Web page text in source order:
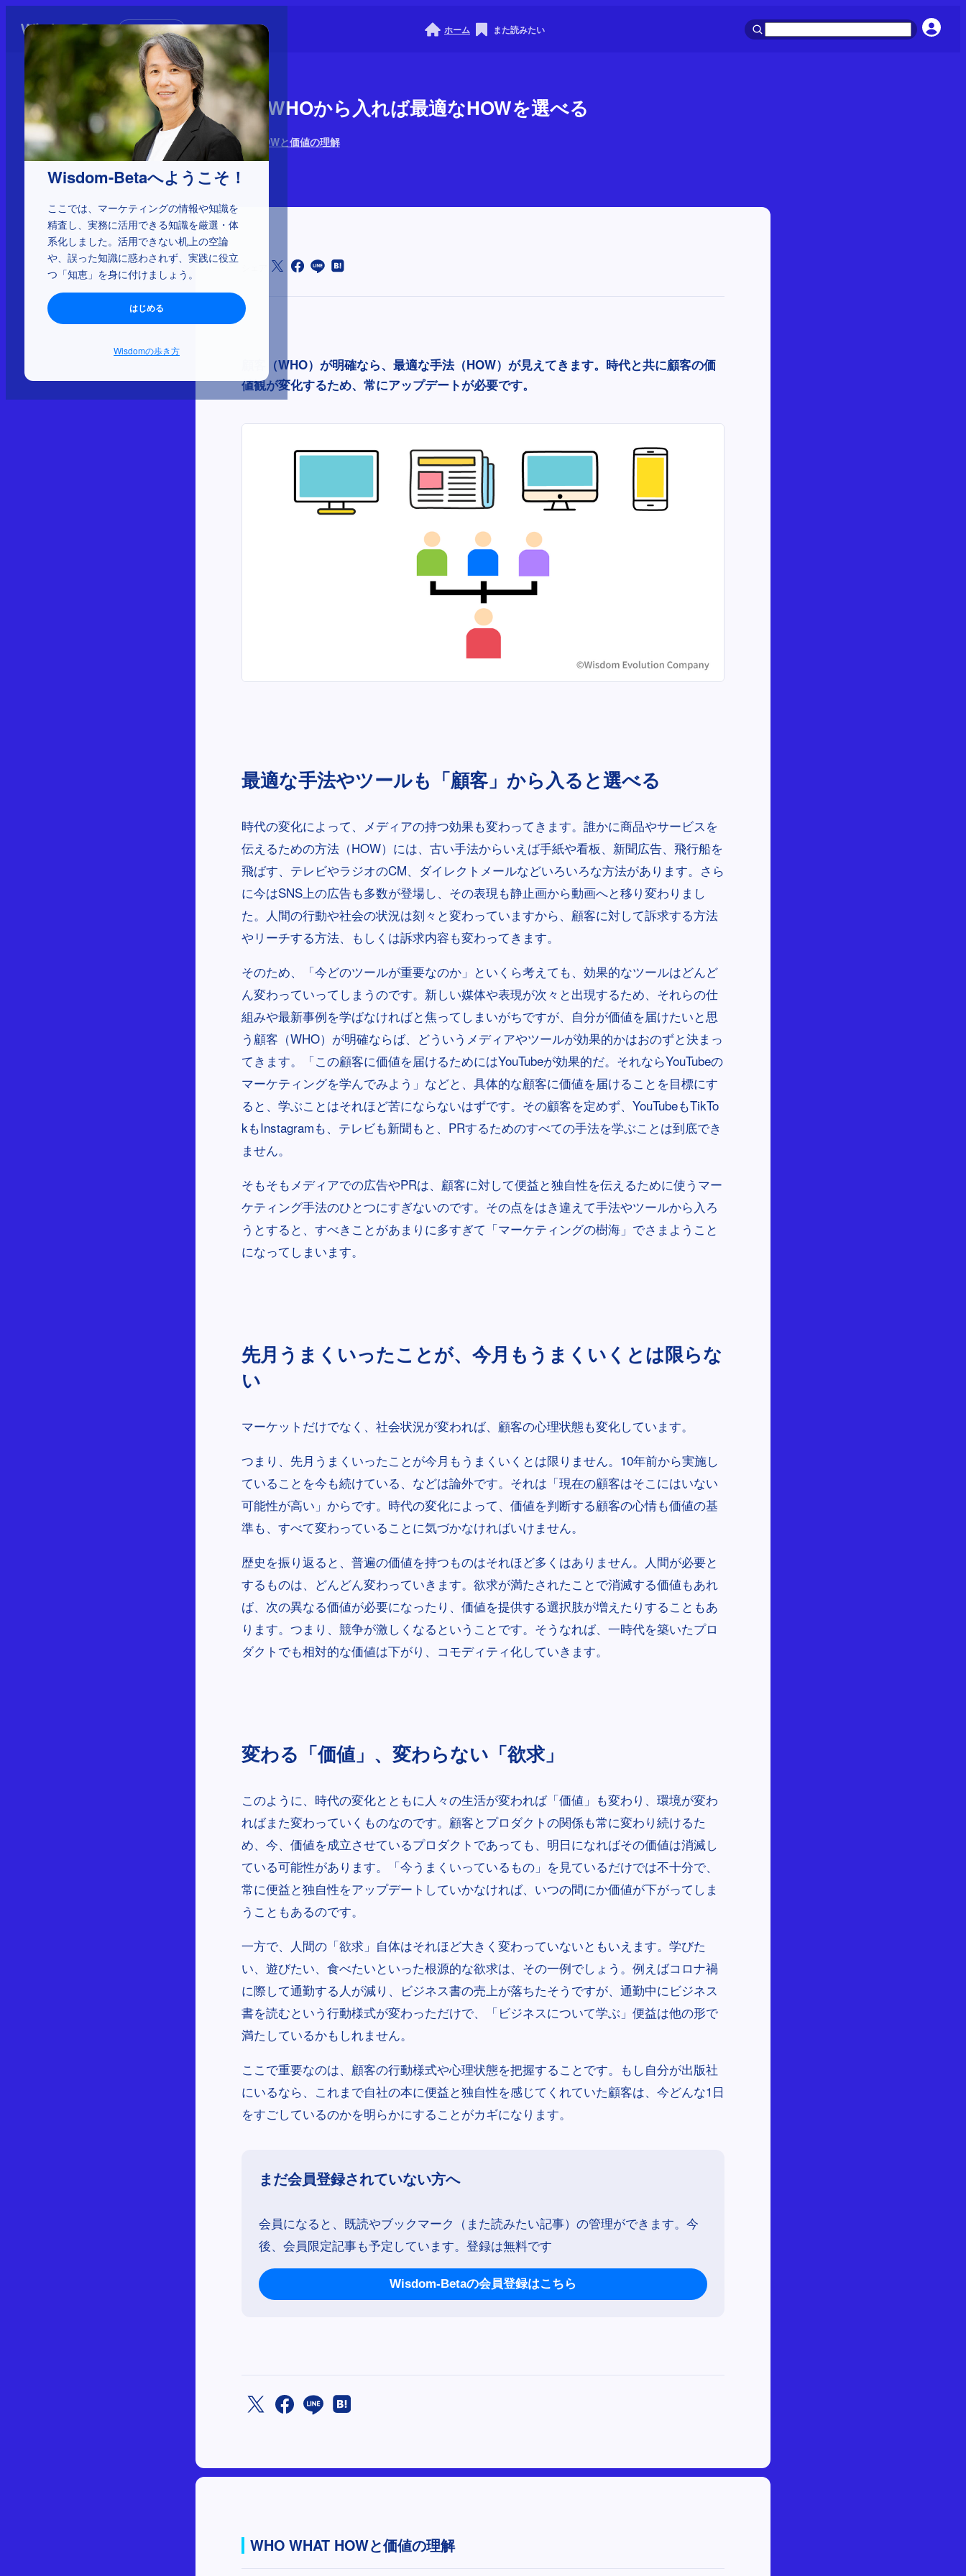
Wisdom-Betaへようこそ！
ここでは、マーケティングの情報や知識を
精査し、実務に活用できる知識を厳選・体
系化しました。活用できない机上の空論
や、誤った知識に惑わされず、実践に役立
つ「知恵」を身に付けましょう。
はじめる
Wisdomの歩き方
初めての方へ ホーム また読みたい
2-1-20：WHOから入れば最適なHOWを選べる
WHO WHAT HOWと価値の理解
2025年3月31日
顧客（WHO）が明確なら、最適な手法（HOW）が見えてきます。時代と共に顧客の価
値観が変化するため、常にアップデートが必要です。
最適な手法やツールも「顧客」から入ると選べる
時代の変化によって、メディアの持つ効果も変わってきます。誰かに商品やサービスを
伝えるための方法（HOW）には、古い手法からいえば手紙や看板、新聞広告、飛行船を
飛ばす、テレビやラジオのCM、ダイレクトメールなどいろいろな方法があります。さら
に今はSNS上の広告も多数が登場し、その表現も静止画から動画へと移り変わりまし
た。人間の行動や社会の状況は刻々と変わっていますから、顧客に対して訴求する方法
やリーチする方法、もしくは訴求内容も変わってきます。
そのため、「今どのツールが重要なのか」といくら考えても、効果的なツールはどんど
ん変わっていってしまうのです。新しい媒体や表現が次々と出現するため、それらの仕
組みや最新事例を学ばなければと焦ってしまいがちですが、自分が価値を届けたいと思
う顧客（WHO）が明確ならば、どういうメディアやツールが効果的かはおのずと決まっ
てきます。「この顧客に価値を届けるためにはYouTubeが効果的だ。それならYouTubeの
マーケティングを学んでみよう」などと、具体的な顧客に価値を届けることを目標にす
ると、学ぶことはそれほど苦にならないはずです。その顧客を定めず、YouTubeもTikTo
kもInstagramも、テレビも新聞もと、PRするためのすべての手法を学ぶことは到底でき
ません。
そもそもメディアでの広告やPRは、顧客に対して便益と独自性を伝えるために使うマー
ケティング手法のひとつにすぎないのです。その点をはき違えて手法やツールから入ろ
うとすると、すべきことがあまりに多すぎて「マーケティングの樹海」でさまようこと
になってしまいます。
先月うまくいったことが、今月もうまくいくとは限らな
い
マーケットだけでなく、社会状況が変われば、顧客の心理状態も変化しています。
つまり、先月うまくいったことが今月もうまくいくとは限りません。10年前から実施し
ていることを今も続けている、などは論外です。それは「現在の顧客はそこにはいない
可能性が高い」からです。時代の変化によって、価値を判断する顧客の心情も価値の基
準も、すべて変わっていることに気づかなければいけません。
歴史を振り返ると、普遍の価値を持つものはそれほど多くはありません。人間が必要と
するものは、どんどん変わっていきます。欲求が満たされたことで消滅する価値もあれ
ば、次の異なる価値が必要になったり、価値を提供する選択肢が増えたりすることもあ
ります。つまり、競争が激しくなるということです。そうなれば、一時代を築いたプロ
ダクトでも相対的な価値は下がり、コモディティ化していきます。
変わる「価値」、変わらない「欲求」
このように、時代の変化とともに人々の生活が変われば「価値」も変わり、環境が変わ
ればまた変わっていくものなのです。顧客とプロダクトの関係も常に変わり続けるた
め、今、価値を成立させているプロダクトであっても、明日になればその価値は消滅し
ている可能性があります。「今うまくいっているもの」を見ているだけでは不十分で、
常に便益と独自性をアップデートしていかなければ、いつの間にか価値が下がってしま
うこともあるのです。
一方で、人間の「欲求」自体はそれほど大きく変わっていないともいえます。学びた
い、遊びたい、食べたいといった根源的な欲求は、その一例でしょう。例えばコロナ禍
に際して通勤する人が減り、ビジネス書の売上が落ちたそうですが、通勤中にビジネス
書を読むという行動様式が変わっただけで、「ビジネスについて学ぶ」便益は他の形で
満たしているかもしれません。
ここで重要なのは、顧客の行動様式や心理状態を把握することです。もし自分が出版社
にいるなら、これまで自社の本に便益と独自性を感じてくれていた顧客は、今どんな1日
をすごしているのかを明らかにすることがカギになります。
まだ会員登録されていない方へ
会員になると、既読やブックマーク（また読みたい記事）の管理ができます。今
後、会員限定記事も予定しています。登録は無料です
Wisdom-Betaの会員登録はこちら
WHO WHAT HOWと価値の理解